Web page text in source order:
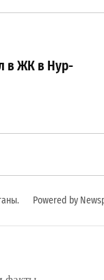
в ЖК в Нур-
Powered by